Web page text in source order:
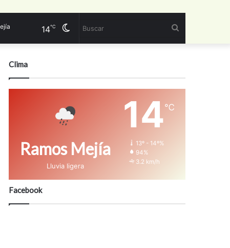
Cambiar
14℃
Clima
Ramos Mejía
Lluvia ligera
14℃
13º - 14º%
94%
3.2 km/h
Facebook